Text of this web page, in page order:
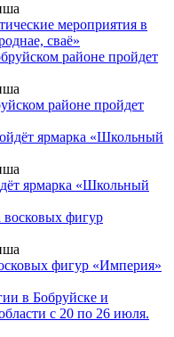
мероприятия в
сваё»
районе пройдет
ярмарка «Школьный
фигур «Империя»